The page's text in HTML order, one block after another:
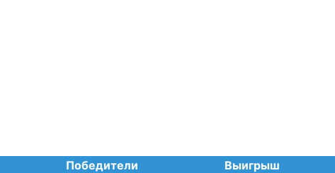
Победители Выигрыш